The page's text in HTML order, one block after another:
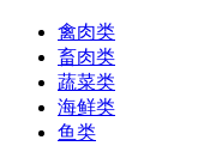
禽肉类
畜肉类
蔬菜类
海鲜类
鱼类